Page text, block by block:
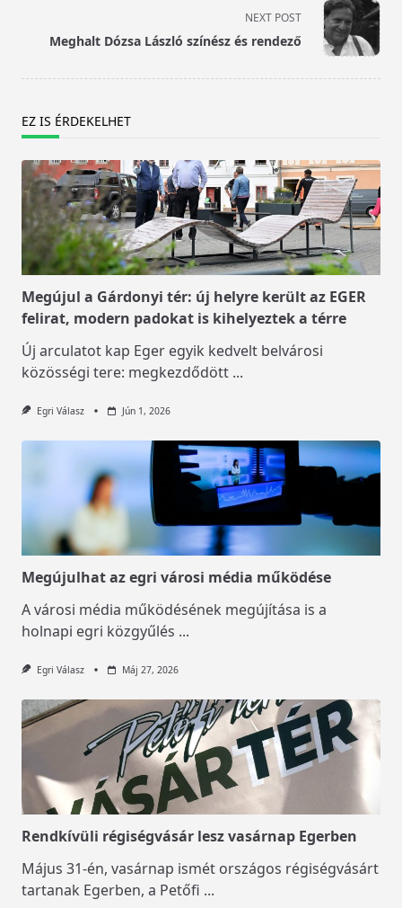
text">Page</span>
NEXT POST
Meghalt Dózsa László színész és rendező
EZ IS ÉRDEKELHET
Megújul a Gárdonyi tér: új helyre került az EGER
felirat, modern padokat is kihelyeztek a térre
Új arculatot kap Eger egyik kedvelt belvárosi
közösségi tere: megkezdődött ...
Egri Válasz Jún 1, 2026
Megújulhat az egri városi média működése
A városi média működésének megújítása is a
holnapi egri közgyűlés ...
Egri Válasz Máj 27, 2026
Rendkívüli régiségvásár lesz vasárnap Egerben
Május 31-én, vasárnap ismét országos régiségvásárt
tartanak Egerben, a Petőfi ...